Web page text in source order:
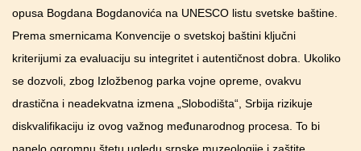
opusa Bogdana Bogdanovića na UNESCO listu svetske baštine.
Prema smernicama Konvencije o svetskoj baštini ključni
kriterijumi za evaluaciju su integritet i autentičnost dobra. Ukoliko
se dozvoli, zbog Izložbenog parka vojne opreme, ovakvu
drastična i neadekvatna izmena „Slobodišta“, Srbija rizikuje
diskvalifikaciju iz ovog važnog međunarodnog procesa. To bi